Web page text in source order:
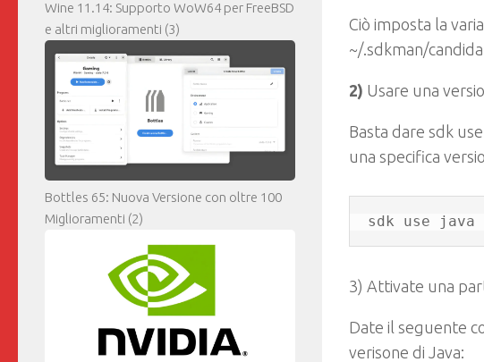
Ciò imposta la
~/.sdkman/
2) Usare una
Basta dare sdk
una specifica
sdk use java
3) Attivate una
Date il seguente
verisone di Java:
Wine 11.14: Supporto WoW64 per FreeBSD
e altri miglioramenti (3)
Bottles 65: Nuova Versione con oltre 100
Miglioramenti (2)